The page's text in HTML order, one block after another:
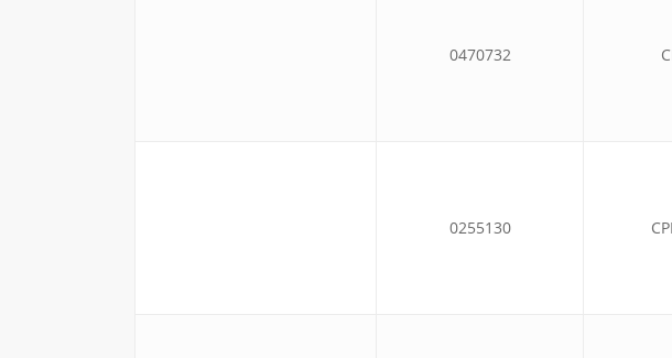
0470732
0255130